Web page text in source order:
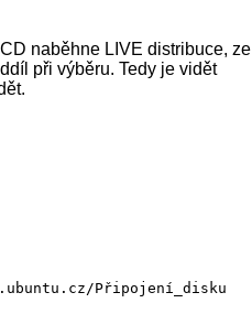
naběhne LIVE distribuce, ze
při výběru. Tedy je vidět
Připojení_disku